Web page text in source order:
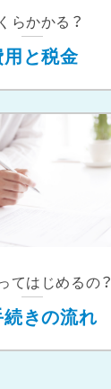
らかかる？
と税金
てはじめるの？
続きの流れ